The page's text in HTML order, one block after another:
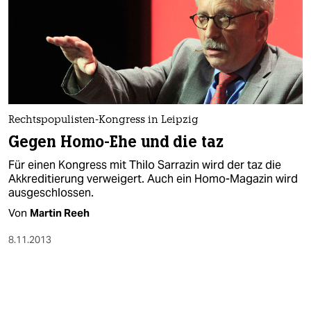
Rechtspopulisten-Kongress in Leipzig
Gegen Homo-Ehe und die taz
Für einen Kongress mit Thilo Sarrazin wird der taz die
Akkreditierung verweigert. Auch ein Homo-Magazin wird
ausgeschlossen.
Von Martin Reeh
8.11.2013